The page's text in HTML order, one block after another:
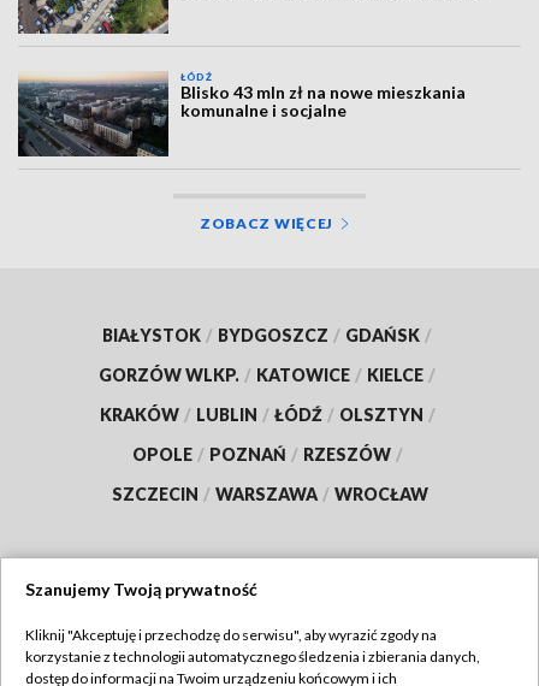
ŁÓDŹ
Blisko 43 mln zł na nowe mieszkania
komunalne i socjalne
ZOBACZ WIĘCEJ
BIAŁYSTOK / BYDGOSZCZ / GDAŃSK /
GORZÓW WLKP. / KATOWICE / KIELCE /
KRAKÓW / LUBLIN / ŁÓDŹ / OLSZTYN /
OPOLE / POZNAŃ / RZESZÓW /
SZCZECIN / WARSZAWA / WROCŁAW
TVP
Szanujemy Twoją prywatność
Kliknij "Akceptuję i przechodzę do serwisu", aby wyrazić zgody na
korzystanie z technologii automatycznego śledzenia i zbierania danych,
dostęp do informacji na Twoim urządzeniu końcowym i ich